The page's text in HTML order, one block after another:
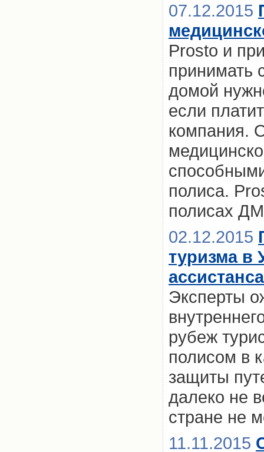
07.12.2015
Prosto и
принимать
домой
если
компания.
полиса.
полисах
02.12.2015
туризма в
ассистанса
Эксперты
рубеж
полисом в
защиты
далеко не
стране не
11.11.2015